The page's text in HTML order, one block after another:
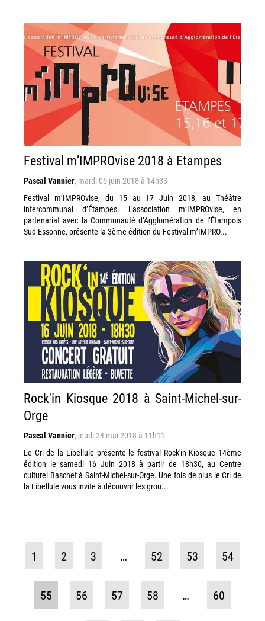
Festival m’IMPROvise 2018 à Etampes
Pascal Vannier, mardi 05 juin 2018 à 14h33
Festival m’IMPROvise, du 15 au 17 Juin 2018, au Théâtre
intercommunal d’Étampes. L'association m’IMPROvise, en
partenariat avec la Communauté d’Agglomération de l’Étampois
Sud Essonne, présente la 3ème édition du Festival m’IMPRO...
Rock'in Kiosque 2018 à Saint-Michel-sur-
Orge
Pascal Vannier, jeudi 24 mai 2018 à 11h11
Le Cri de la Libellule présente le festival Rock'in Kiosque 14ème
édition le samedi 16 Juin 2018 à partir de 18h30, au Centre
culturel Baschet à Saint-Michel-sur-Orge. Une fois de plus le Cri de
la Libellule vous invite à découvrir les grou...
1 2 3 … 52 53 54
55 56 57 58 … 60